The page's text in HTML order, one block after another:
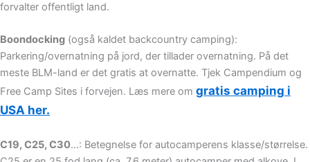
forvalter offentligt land.
Boondocking (også kaldet backcountry camping):
Parkering/overnatning på jord, der tillader overnatning. På det
meste BLM-land er det gratis at overnatte. Tjek Campendium og
Free Camp Sites i forvejen. Læs mere om gratis camping i
USA her.
C19, C25, C30…: Betegnelse for autocamperens klasse/størrelse.